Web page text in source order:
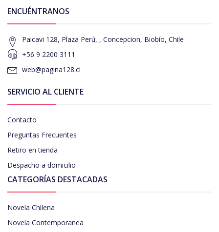
ENCUÉNTRANOS
Paicavi 128, Plaza Perú, , Concepcion, Biobío, Chile
+56 9 2200 3111
web@pagina128.cl
SERVICIO AL CLIENTE
Contacto
Preguntas Frecuentes
Retiro en tienda
Despacho a domicilio
CATEGORÍAS DESTACADAS
Novela Chilena
Novela Contemporanea